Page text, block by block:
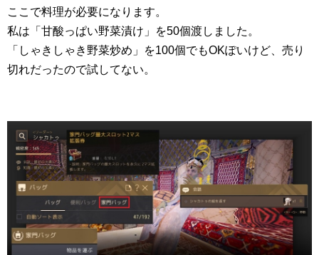
ここで料理が必要になります。
私は「甘酸っぱい野菜漬け」を50個渡しました。
「しゃきしゃき野菜炒め」を100個でもOKぽいけど、売り
切れだったので試してない。